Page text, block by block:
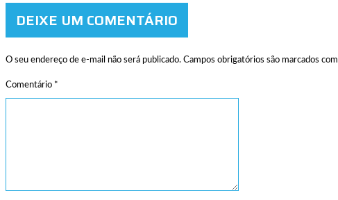
DEIXE UM COMENTÁRIO
O seu endereço de e-mail não será publicado. Campos obrigatórios são marcados com
Comentário *